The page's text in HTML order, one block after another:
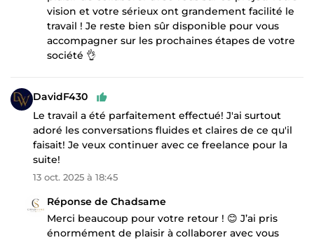
vision et votre sérieux ont grandement facilité le
travail ! Je reste bien sûr disponible pour vous
accompagner sur les prochaines étapes de votre
société 👌
DavidF430
Le travail a été parfaitement effectué! J'ai surtout
adoré les conversations fluides et claires de ce qu'il
faisait! Je veux continuer avec ce freelance pour la
suite!
13 oct. 2025 à 18:45
Réponse de Chadsame
Merci beaucoup pour votre retour ! 😊 J’ai pris
énormément de plaisir à collaborer avec vous